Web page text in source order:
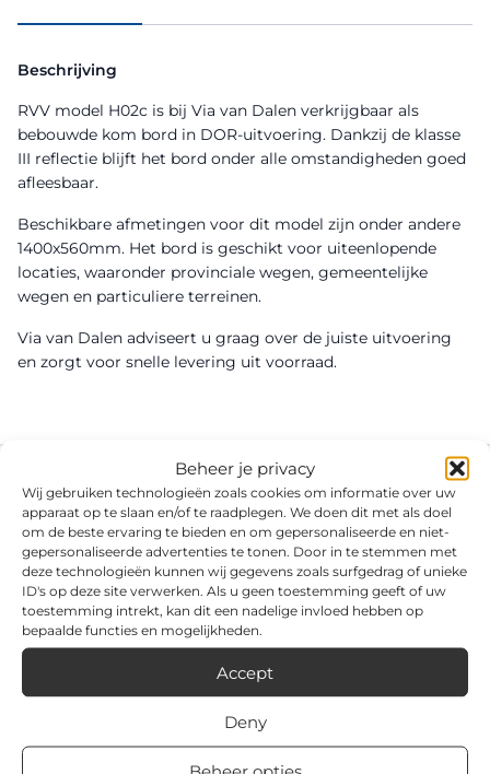
Beheer je privacy
Wij gebruiken technologieën zoals cookies om informatie over uw
apparaat op te slaan en/of te raadplegen. We doen dit met als doel
om de beste ervaring te bieden en om gepersonaliseerde en niet-
gepersonaliseerde advertenties te tonen. Door in te stemmen met
deze technologieën kunnen wij gegevens zoals surfgedrag of unieke
ID's op deze site verwerken. Als u geen toestemming geeft of uw
toestemming intrekt, kan dit een nadelige invloed hebben op
bepaalde functies en mogelijkheden.
Accept
Deny
Beschrijving
RVV model H02c is bij Via van Dalen verkrijgbaar als
bebouwde kom bord in DOR-uitvoering. Dankzij de klasse
III reflectie blijft het bord onder alle omstandigheden goed
afleesbaar.
Beschikbare afmetingen voor dit model zijn onder andere
1400x560mm. Het bord is geschikt voor uiteenlopende
locaties, waaronder provinciale wegen, gemeentelijke
wegen en particuliere terreinen.
Via van Dalen adviseert u graag over de juiste uitvoering
en zorgt voor snelle levering uit voorraad.